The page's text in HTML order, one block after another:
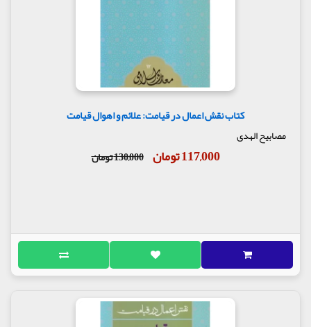
کتاب نقش اعمال در قیامت: علائم و اهوال قیامت
مصابیح الهدی
117,000 تومان 130,000 تومان